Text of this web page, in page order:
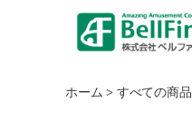
フ
ホーム > すべての商品